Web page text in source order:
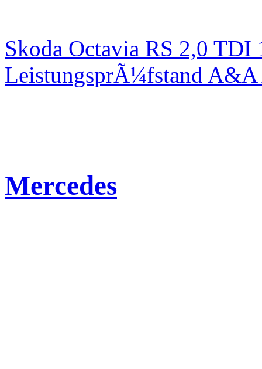
Skoda Octavia RS 2,0
LeistungsprÃ¼fstand
Mercedes